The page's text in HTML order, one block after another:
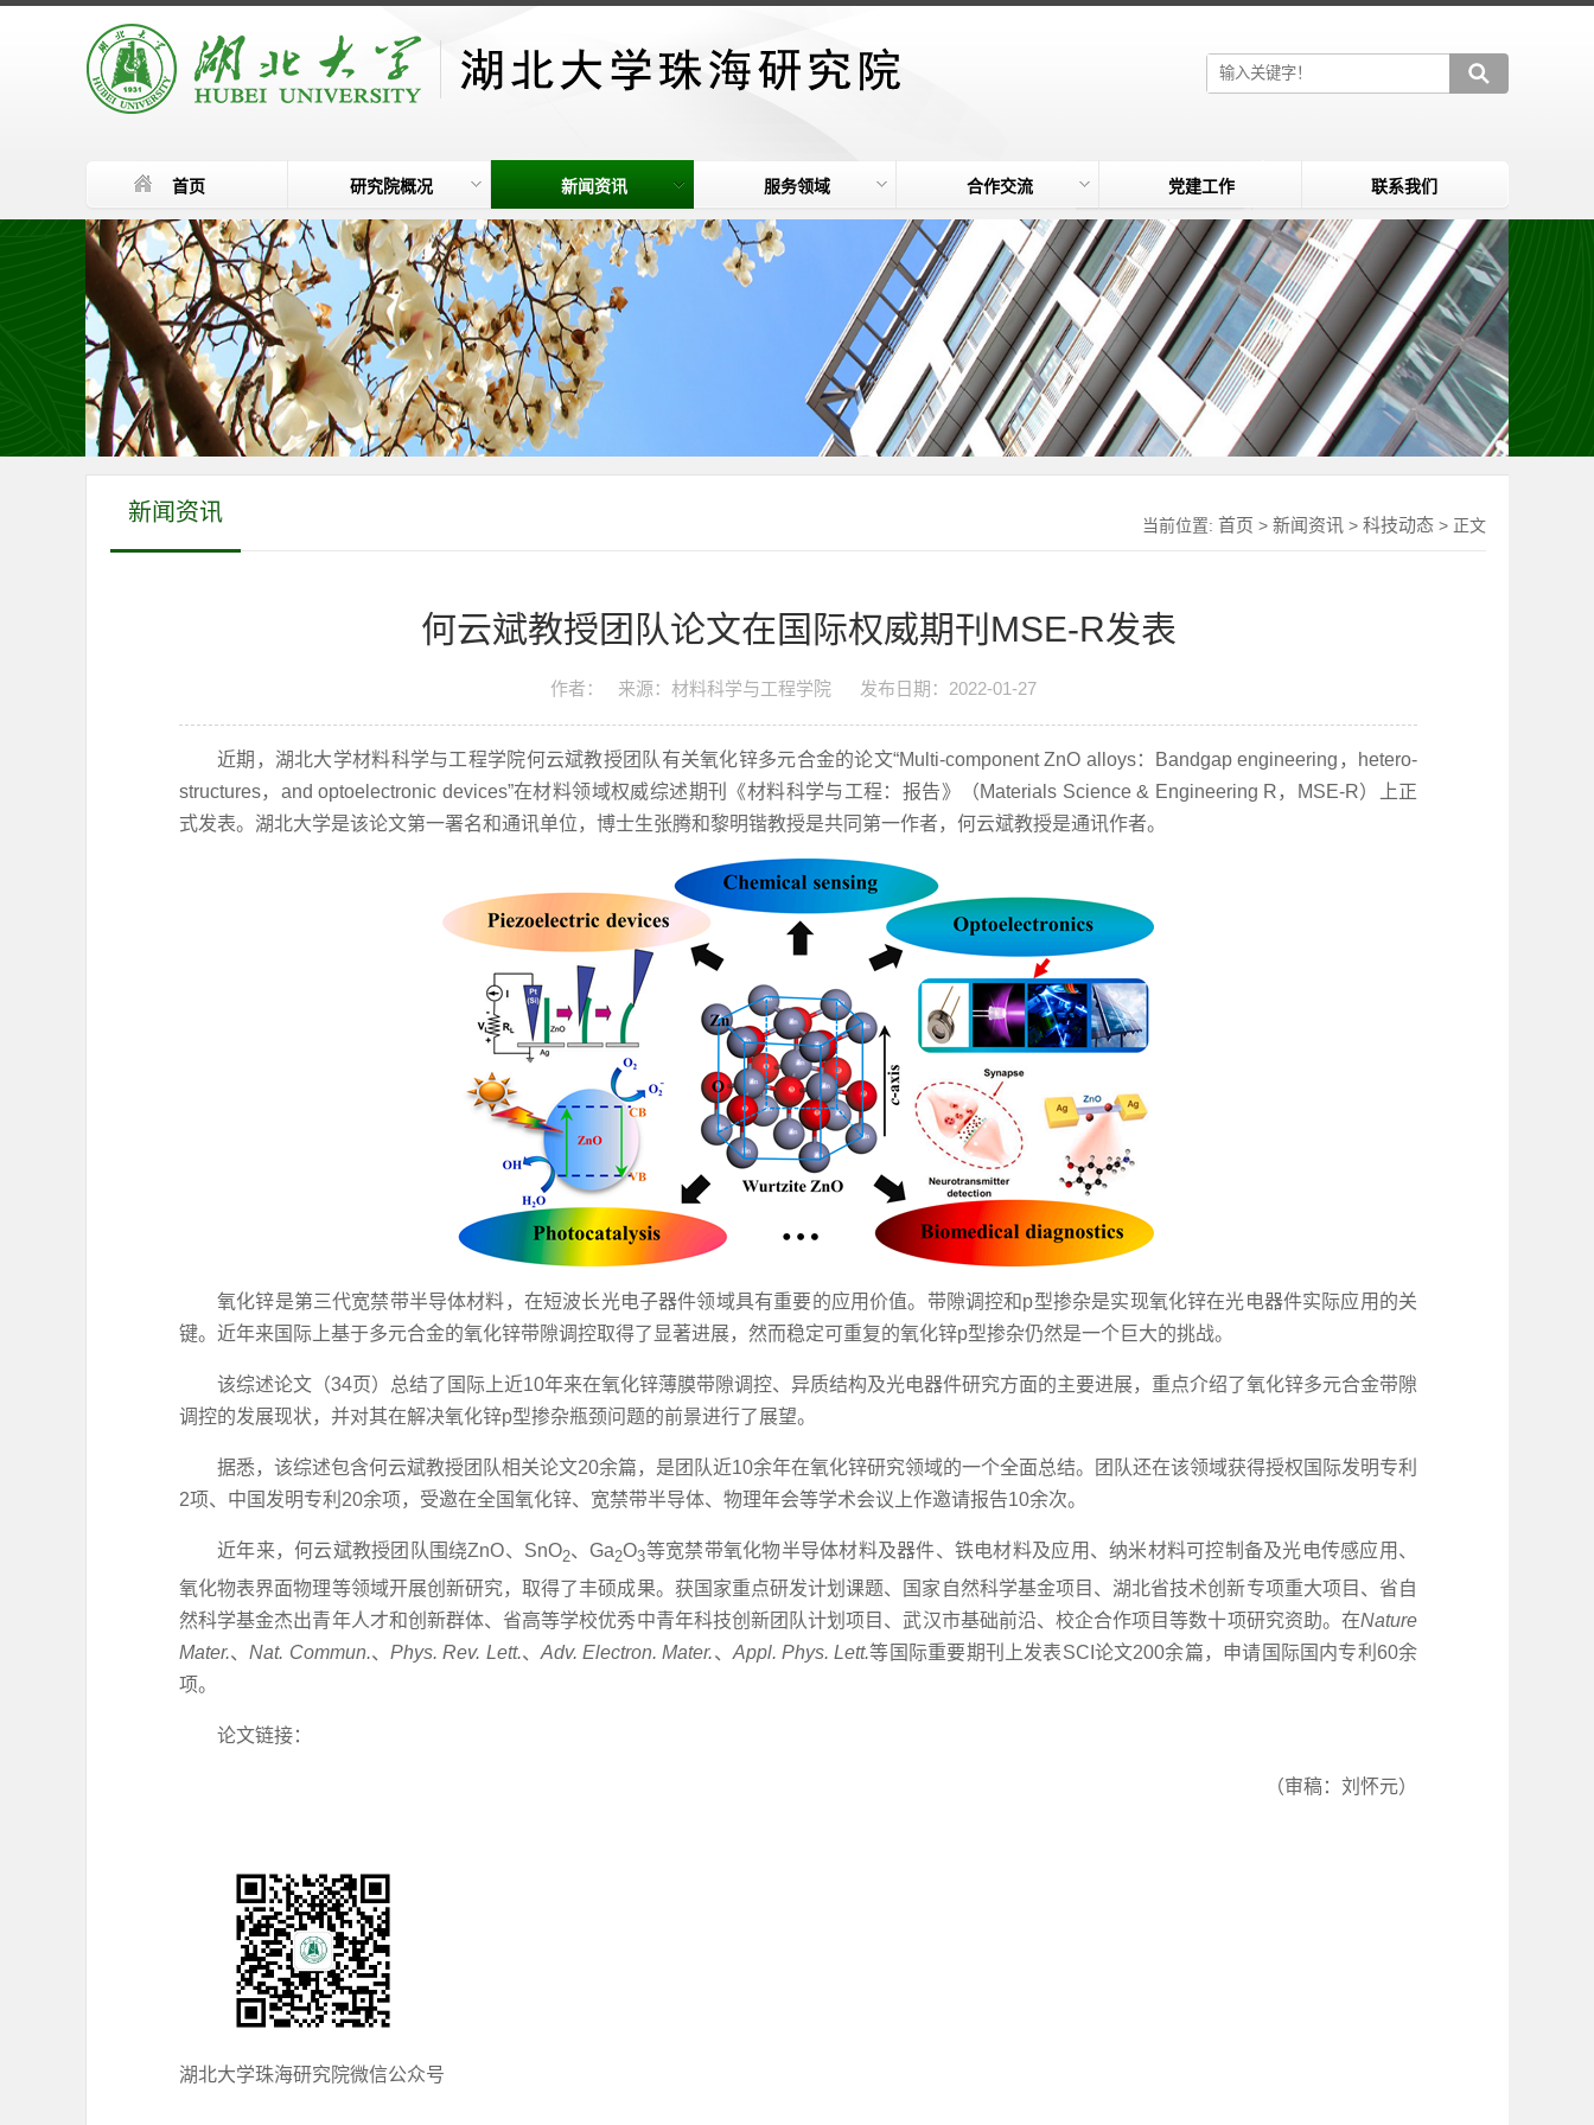
首页 研究院概况 新闻资讯 服务领域 合作交流 党建工作 联系我们
新闻资讯 当前位置: 首页 > 新闻资讯 > 科技动态 > 正文
何云斌教授团队论文在国际权威期刊MSE-R发表
作者： 来源：材料科学与工程学院 发布日期：2022-01-27
近期，湖北大学材料科学与工程学院何云斌教授团队有关氧化锌多元合金的论文“Multi-component ZnO alloys：Bandgap engineering，hetero-
structures，and optoelectronic devices”在材料领域权威综述期刊《材料科学与工程：报告》 （Materials Science & Engineering R，
MSE-R）上正
式发表。湖北大学是该论文第一署名和通讯单位，博士生张腾和黎明锴教授是共同第一作者，何云斌教授是通讯作者。
氧化锌是第三代宽禁带半导体材料，在短波长光电子器件领域具有重要的应用价值。带隙调控和p型掺杂是实现氧化锌在光电器件实际应用的关
键。近年来国际上基于多元合金的氧化锌带隙调控取得了显著进展，然而稳定可重复的氧化锌p型掺杂仍然是一个巨大的挑战。
该综述论文（34页）总结了国际上近10年来在氧化锌薄膜带隙调控、异质结构及光电器件研究方面的主要进展，重点介绍了氧化锌多元合金带隙
调控的发展现状，并对其在解决氧化锌p型掺杂瓶颈问题的前景进行了展望。
据悉，该综述包含何云斌教授团队相关论文20余篇，是团队近10余年在氧化锌研究领域的一个全面总结。
团队还在该领域获得授权国际发明专利
2项、中国发明专利20余项，受邀在全国氧化锌、宽禁带半导体、物理年会等学术会议上作邀请报告10余次。
近年来，何云斌教授团队围绕ZnO、SnO2、Ga2O3等宽禁带氧化物半导体材料及器件、铁电材料及应用、纳米材料可控制备及光电传感应用、
氧化物表界面物理等领域开展创新研究，取得了丰硕成果。获国家重点研发计划课题、国家自然科学基金项目、湖北省技术创新专项重大项目、省自
然科学基金杰出青年人才和创新群体、省高等学校优秀中青年科技创新团队计划项目、武汉市基础前沿、校企合作项目等数十项研究资助。在Nature
Mater.、Nat. Commun.、Phys. Rev. Lett.、 Adv. Electron. Mater.、 Appl. Phys. Lett.等国际重要期刊上发表SCI论文200余篇，申请国际国内专利60余
项。
论文链接：
（审稿：刘怀元）
湖北大学珠海研究院微信公众号